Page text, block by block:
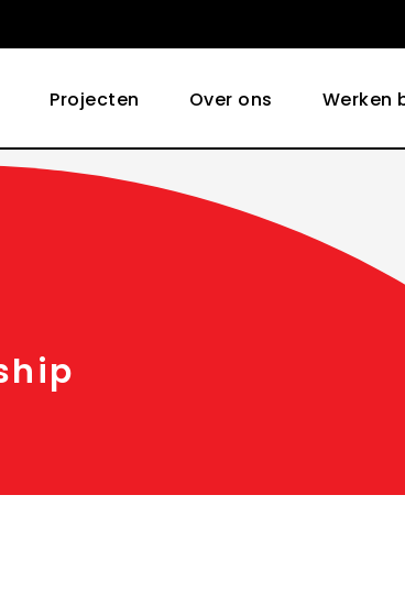
Projecten Over ons Werken